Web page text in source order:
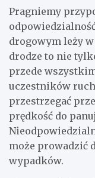
Pragniemy
drogowym leży
drodze to nie
przede
uczestników
przestrzegać
prędkość do
może prowadzić
wypadków.